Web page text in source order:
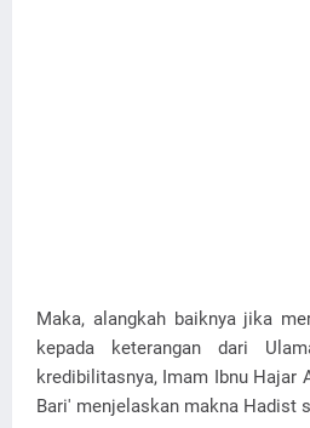
Maka, alangkah baiknya jika
kepada keterangan dari
kredibilitasnya, Imam Ibnu Hajar
Bari' menjelaskan makna Hadist